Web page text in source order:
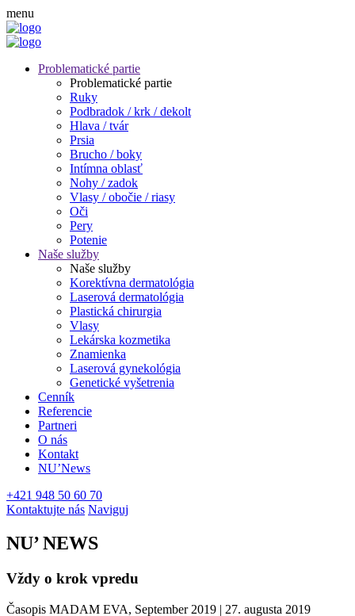
menu
Problematické partie
Problematické partie
Ruky
Podbradok / krk / dekolt
Hlava / tvár
Prsia
Brucho / boky
Intímna oblasť
Nohy / zadok
Vlasy / obočie / riasy
Oči
Pery
Potenie
Naše služby
Naše služby
Korektívna dermatológia
Laserová dermatológia
Plastická chirurgia
Vlasy
Lekárska kozmetika
Znamienka
Laserová gynekológia
Genetické vyšetrenia
Cenník
Referencie
Partneri
O nás
Kontakt
NU’News
+421 948 50 60 70
Kontaktujte nás Naviguj
NU’ NEWS
Vždy o krok vpredu
Časopis MADAM EVA, September 2019 | 27. augusta 2019